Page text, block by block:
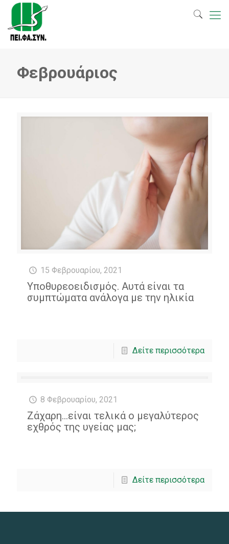
Φεβρουάριος
15 Φεβρουαρίου, 2021
Υποθυρεοειδισμός. Αυτά είναι τα
συμπτώματα ανάλογα με την ηλικία
Δείτε περισσότερα
8 Φεβρουαρίου, 2021
Ζάχαρη…είναι τελικά ο μεγαλύτερος
εχθρός της υγείας μας;
Δείτε περισσότερα